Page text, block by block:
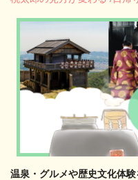
温泉・グルメや歴史文化体